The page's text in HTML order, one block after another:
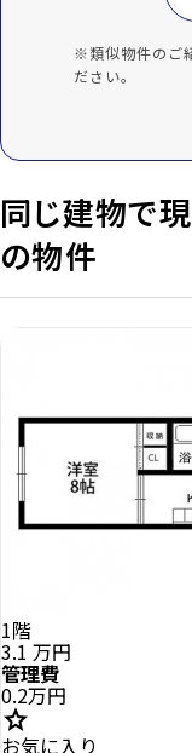
※類似物件のご
ださい。
同じ建物で
の物件
1階
3.1 万円
管理費
0.2万円
star
お気に入り